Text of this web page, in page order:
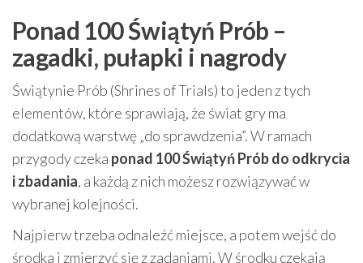
Ponad 100 Świątyń Prób –
zagadki, pułapki i nagrody
Świątynie Prób (Shrines of Trials) to jeden z tych
elementów, które sprawiają, że świat gry ma
dodatkową warstwę „do sprawdzenia”. W ramach
przygody czeka ponad 100 Świątyń Prób do odkrycia
i zbadania, a każdą z nich możesz rozwiązywać w
wybranej kolejności.
Najpierw trzeba odnaleźć miejsce, a potem wejść do
środka i zmierzyć się z zadaniami. W środku czekają